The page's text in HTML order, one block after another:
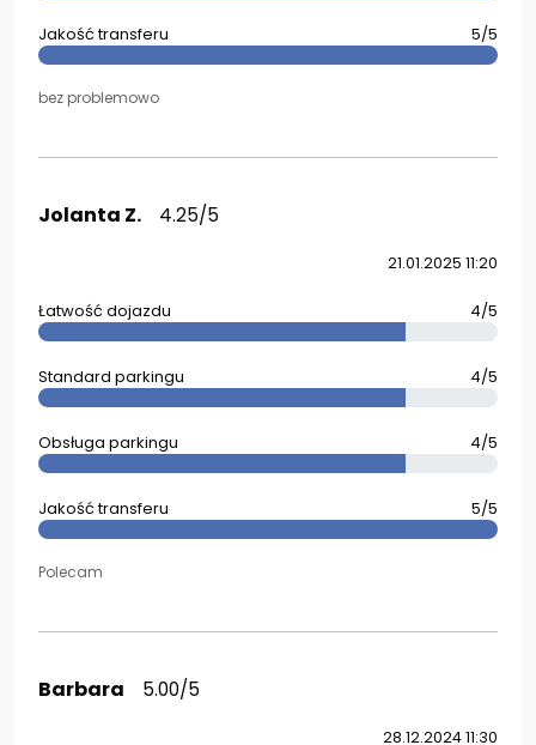
Jakość transferu 5/5
bez problemowo
Jolanta Z. 4.25/5
21.01.2025 11:20
Łatwość dojazdu 4/5
Standard parkingu 4/5
Obsługa parkingu 4/5
Jakość transferu 5/5
Polecam
Barbara 5.00/5
28.12.2024 11:30